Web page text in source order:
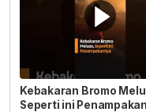
Kebakaran Bromo
Seperti ini